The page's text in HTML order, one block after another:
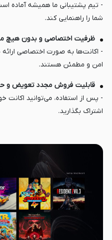
- تیم پشتیبانی ما همیشه آماده
شما را راهنمایی کند.
ظرفیت اختصاصی و بدون هیچ
- اکانت‌ها به صورت اختصاصی
امن و مطمئن هستند.
قابلیت فروش مجدد تعویض و
- پس از استفاده، می‌توانید اکانت
اشتراک بگذارید.